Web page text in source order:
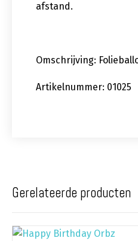
afstand.
Omschrijving:
Artikelnummer: 01025
Gerelateerde producten